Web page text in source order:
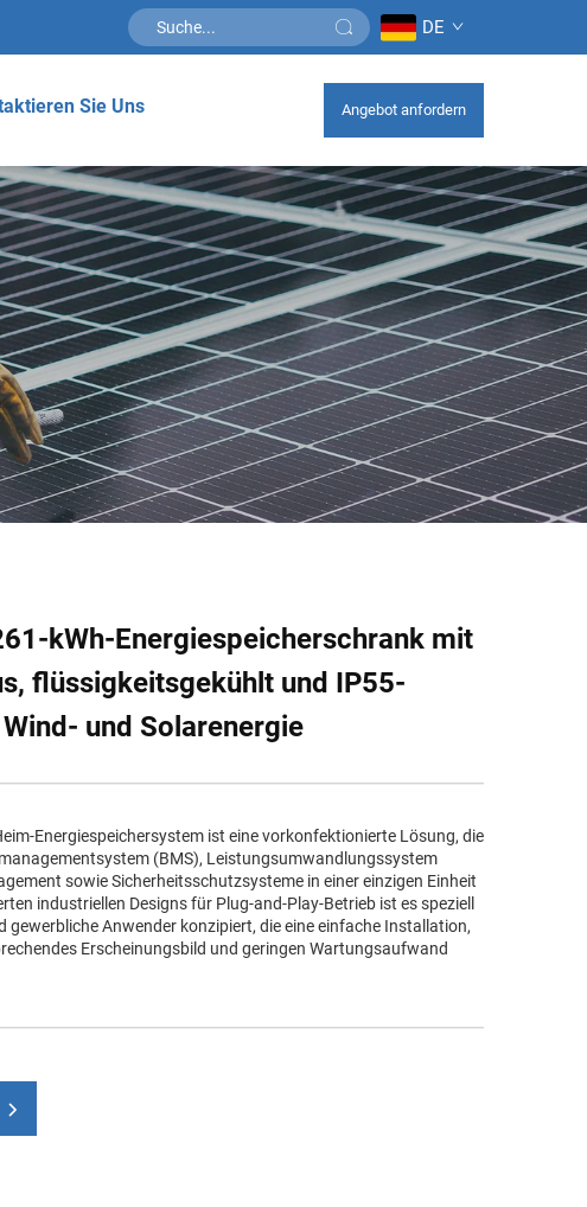
DE
Sie Uns Angebot anfordern
kWh-Energiespeicherschrank mit
flüssigkeitsgekühlt und IP55-
und Solarenergie
Energiespeichersystem ist eine vorkonfektionierte Lösung, die
(BMS), Leistungsumwandlungssystem
sowie Sicherheitsschutzsysteme in einer einzigen Einheit
industriellen Designs für Plug-and-Play-Betrieb ist es speziell
gewerbliche Anwender konzipiert, die eine einfache Installation,
Erscheinungsbild und geringen Wartungsaufwand